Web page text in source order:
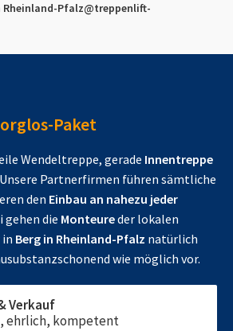
Rheinland-Pfalz@treppenlift-
Paket
Wendeltreppe, gerade Innentreppe
Unsere Partnerfirmen führen sämtliche
den Einbau an nahezu jeder
gehen die Monteureder lokalen
in Berg in Rheinland-Pfalz natürlich
wie möglich vor.
Verkauf
ehrlich, kompetent